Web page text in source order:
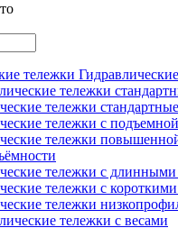
тележки стандартные
тележки с
тележки
тележки с
тележки с
тележки